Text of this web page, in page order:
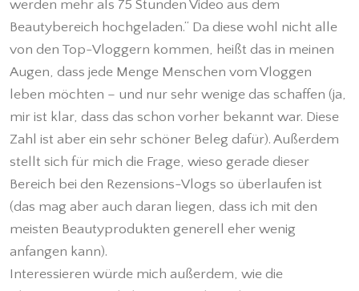
werden mehr als 75 Stunden Video aus dem
Beautybereich hochgeladen.“ Da diese wohl nicht alle
von den Top-Vloggern kommen, heißt das in meinen
Augen, dass jede Menge Menschen vom Vloggen
leben möchten – und nur sehr wenige das schaffen (ja,
mir ist klar, dass das schon vorher bekannt war. Diese
Zahl ist aber ein sehr schöner Beleg dafür). Außerdem
stellt sich für mich die Frage, wieso gerade dieser
Bereich bei den Rezensions-Vlogs so überlaufen ist
(das mag aber auch daran liegen, dass ich mit den
meisten Beautyprodukten generell eher wenig
anfangen kann).
Interessieren würde mich außerdem, wie die